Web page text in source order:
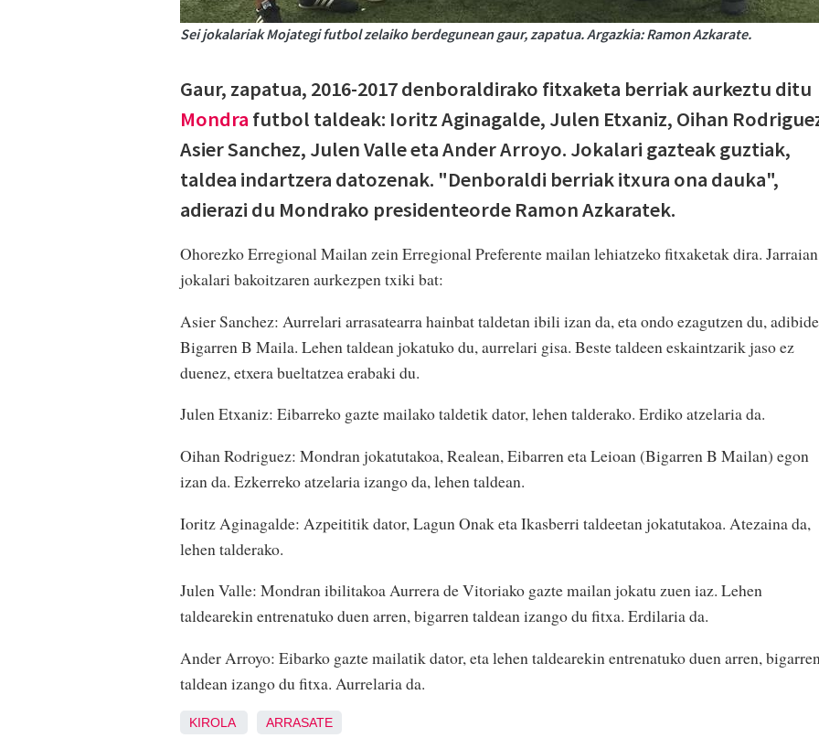
Sei jokalariak Mojategi futbol zelaiko berdegunean gaur, zapatua. Argazkia: Ramon Azkarate.
Gaur, zapatua, 2016-2017 denboraldirako fitxaketa berriak aurkeztu ditu
Mondra futbol taldeak: Ioritz Aginagalde, Julen Etxaniz, Oihan
Asier Sanchez, Julen Valle eta Ander Arroyo. Jokalari gazteak guztiak,
taldea indartzera datozenak. "Denboraldi berriak itxura ona dauka",
adierazi du Mondrako presidenteorde Ramon Azkaratek.
Ohorezko Erregional Mailan zein Erregional Preferente mailan lehiatzeko fitxaketak dira.
jokalari bakoitzaren aurkezpen txiki bat:
Asier Sanchez: Aurrelari arrasatearra hainbat taldetan ibili izan da, eta ondo ezagutzen du,
Bigarren B Maila. Lehen taldean jokatuko du, aurrelari gisa. Beste taldeen eskaintzarik jaso ez
duenez, etxera bueltatzea erabaki du.
Julen Etxaniz: Eibarreko gazte mailako taldetik dator, lehen talderako. Erdiko atzelaria da.
Oihan Rodriguez: Mondran jokatutakoa, Realean, Eibarren eta Leioan (Bigarren B Mailan) egon
izan da. Ezkerreko atzelaria izango da, lehen taldean.
Ioritz Aginagalde: Azpeititik dator, Lagun Onak eta Ikasberri taldeetan jokatutakoa. Atezaina da,
lehen talderako.
Julen Valle: Mondran ibilitakoa Aurrera de Vitoriako gazte mailan jokatu zuen iaz. Lehen
taldearekin entrenatuko duen arren, bigarren taldean izango du fitxa. Erdilaria da.
Ander Arroyo: Eibarko gazte mailatik dator, eta lehen taldearekin entrenatuko duen arren, bigarren
taldean izango du fitxa. Aurrelaria da.
KIROLA ARRASATE